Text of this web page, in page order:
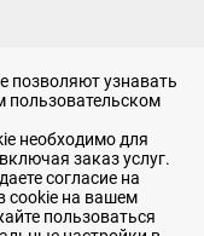
проспект,
позволяют узнавать
необходимо для
заказ услуг.
согласие на
cookie на вашем
пользоваться